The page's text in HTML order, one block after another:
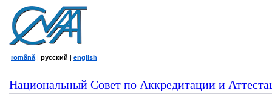
română | русский | english
Национальный Совет по Аккредитации и